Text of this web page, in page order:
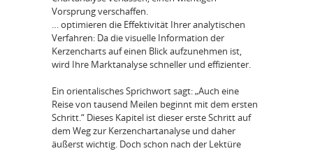
Vorsprung verschaffen.
… optimieren die Effektivität Ihrer analytischen
Verfahren: Da die visuelle Information der
Kerzencharts auf einen Blick aufzunehmen ist,
wird Ihre Marktanalyse schneller und effizienter.
Ein orientalisches Sprichwort sagt: „Auch eine
Reise von tausend Meilen beginnt mit dem ersten
Schritt.“ Dieses Kapitel ist dieser erste Schritt auf
dem Weg zur Kerzenchartanalyse und daher
äußerst wichtig. Doch schon nach der Lektüre